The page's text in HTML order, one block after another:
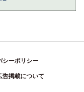
シーポリシー
告掲載について